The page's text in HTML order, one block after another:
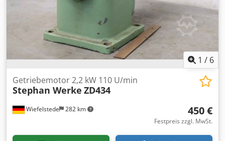
1 / 6
Wiefelstede 282 km
Getriebemotor 2,2 kW 110 U/min
Stephan Werke ZD434
450 €
Festpreis zzgl. MwSt.